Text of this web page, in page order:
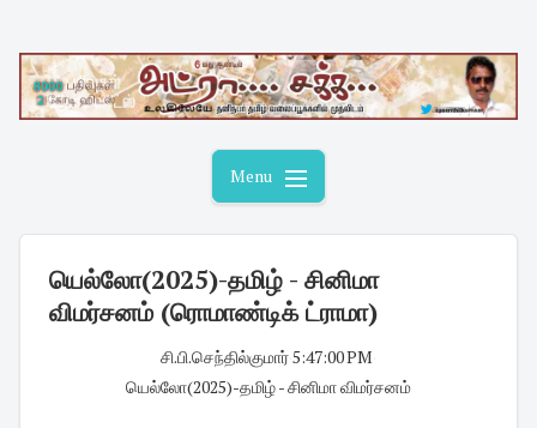
content
Menu
யெல்லோ(2025)-தமிழ் - சினிமா
விமர்சனம் (ரொமாண்டிக் ட்ராமா)
சி.பி.செந்தில்குமார்5:47:00 PM
யெல்லோ(2025)-தமிழ் - சினிமா விமர்சனம்